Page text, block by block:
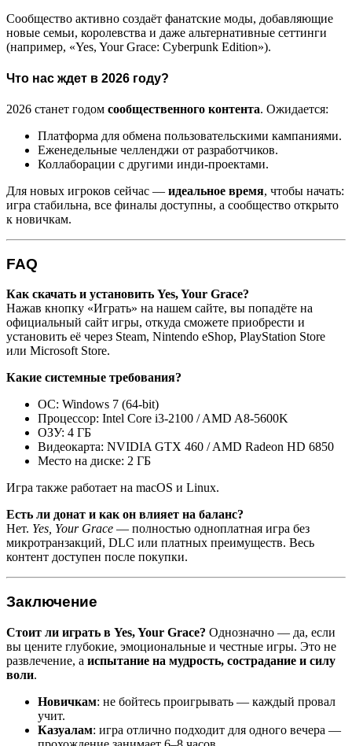
Сообщество активно создаёт фанатские моды, добавляющие
новые семьи, королевства и даже альтернативные сеттинги
(например, «Yes, Your Grace: Cyberpunk Edition»).
Что нас ждет в 2026 году?
2026 станет годом сообщественного контента. Ожидается:
Платформа для обмена пользовательскими кампаниями.
Еженедельные челленджи от разработчиков.
Коллаборации с другими инди-проектами.
Для новых игроков сейчас — идеальное время, чтобы начать:
игра стабильна, все финалы доступны, а сообщество открыто
к новичкам.
FAQ
Как скачать и установить Yes, Your Grace?
Нажав кнопку «Играть» на нашем сайте, вы попадёте на
официальный сайт игры, откуда сможете приобрести и
установить её через Steam, Nintendo eShop, PlayStation Store
или Microsoft Store.
Какие системные требования?
ОС: Windows 7 (64-bit)
Процессор: Intel Core i3-2100 / AMD A8-5600K
ОЗУ: 4 ГБ
Видеокарта: NVIDIA GTX 460 / AMD Radeon HD 6850
Место на диске: 2 ГБ
Игра также работает на macOS и Linux.
Есть ли донат и как он влияет на баланс?
Нет. Yes, Your Grace — полностью одноплатная игра без
микротранзакций, DLC или платных преимуществ. Весь
контент доступен после покупки.
Заключение
Стоит ли играть в Yes, Your Grace? Однозначно — да, если
вы цените глубокие, эмоциональные и честные игры. Это не
развлечение, а испытание на мудрость, сострадание и силу
воли.
Новичкам: не бойтесь проигрывать — каждый провал
учит.
Казуалам: игра отлично подходит для одного вечера —